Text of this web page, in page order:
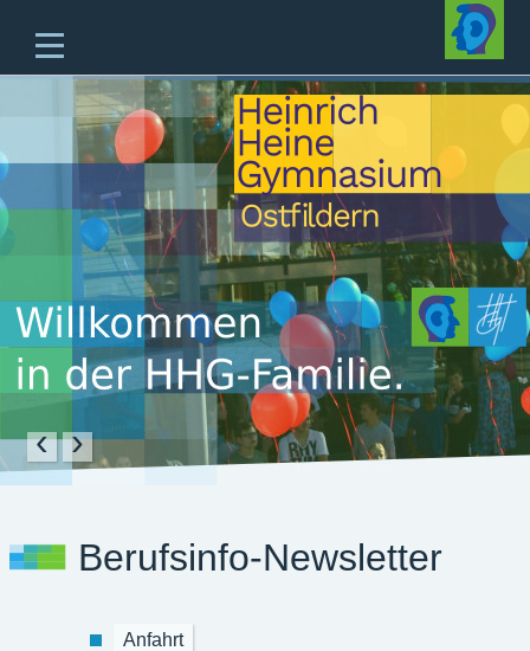
Unsere Schule
Unterricht & Angebote
Zukünftige Fünftklässler
offene Ganztagesschule
Beratung
Schulleben
Service
‹ ›
Berufsinfo-Newsletter
Anfahrt